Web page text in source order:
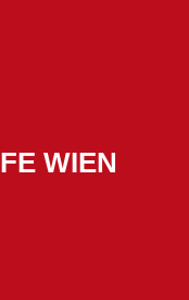
WIEN